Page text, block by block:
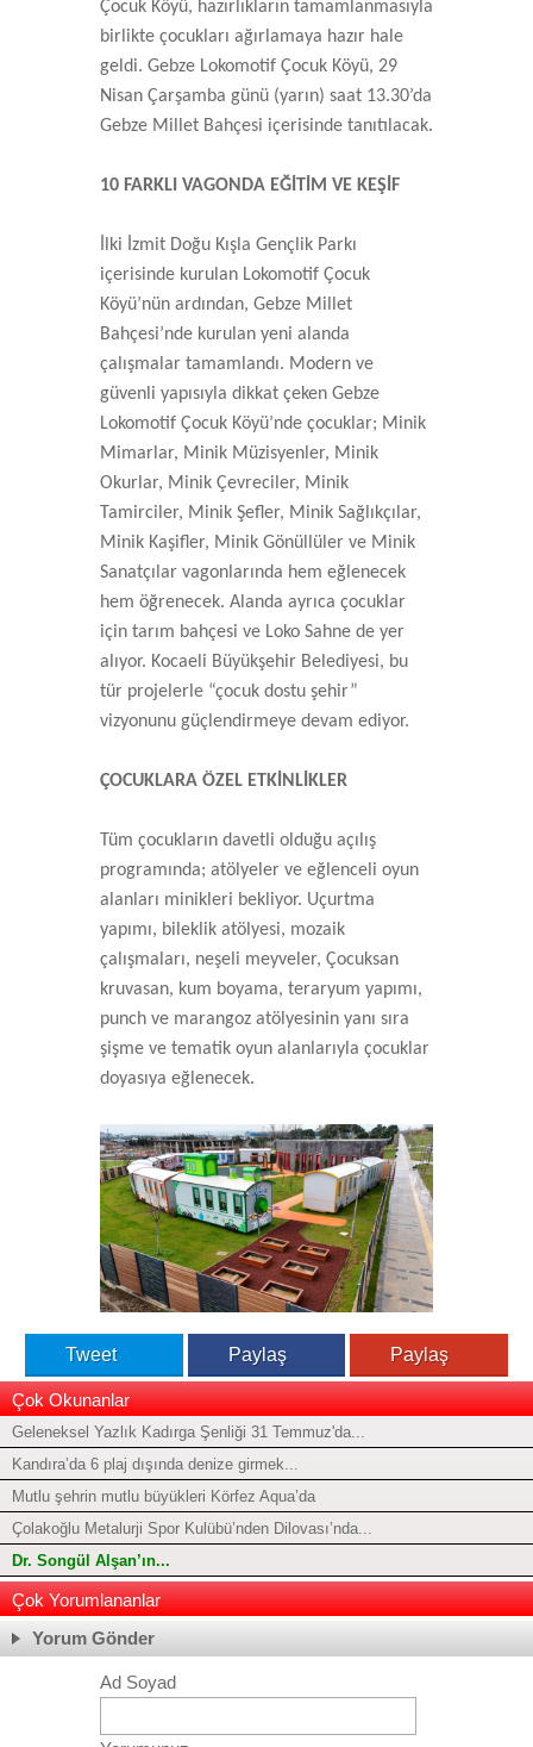
Çocuk Köyü, hazırlıkların tamamlanmasıyla
birlikte çocukları ağırlamaya hazır hale
geldi. Gebze Lokomotif Çocuk Köyü, 29
Nisan Çarşamba günü (yarın) saat 13.30’da
Gebze Millet Bahçesi içerisinde tanıtılacak.
10 FARKLI VAGONDA EĞİTİM VE KEŞİF
İlki İzmit Doğu Kışla Gençlik Parkı
içerisinde kurulan Lokomotif Çocuk
Köyü’nün ardından, Gebze Millet
Bahçesi’nde kurulan yeni alanda
çalışmalar tamamlandı. Modern ve
güvenli yapısıyla dikkat çeken Gebze
Lokomotif Çocuk Köyü’nde çocuklar; Minik
Mimarlar, Minik Müzisyenler, Minik
Okurlar, Minik Çevreciler, Minik
Tamirciler, Minik Şefler, Minik Sağlıkçılar,
Minik Kaşifler, Minik Gönüllüler ve Minik
Sanatçılar vagonlarında hem eğlenecek
hem öğrenecek. Alanda ayrıca çocuklar
için tarım bahçesi ve Loko Sahne de yer
alıyor. Kocaeli Büyükşehir Belediyesi, bu
tür projelerle “çocuk dostu şehir”
vizyonunu güçlendirmeye devam ediyor.
ÇOCUKLARA ÖZEL ETKİNLİKLER
Tüm çocukların davetli olduğu açılış
programında; atölyeler ve eğlenceli oyun
alanları minikleri bekliyor. Uçurtma
yapımı, bileklik atölyesi, mozaik
çalışmaları, neşeli meyveler, Çocuksan
kruvasan, kum boyama, teraryum yapımı,
punch ve marangoz atölyesinin yanı sıra
şişme ve tematik oyun alanlarıyla çocuklar
doyasıya eğlenecek.
Tweet Paylaş Paylaş
Çok Okunanlar
Geleneksel Yazlık Kadırga Şenliği 31 Temmuz'da...
Kandıra’da 6 plaj dışında denize girmek...
Mutlu şehrin mutlu büyükleri Körfez Aqua’da
Çolakoğlu Metalurji Spor Kulübü’nden Dilovası’nda...
Dr. Songül Alşan’ın...
Çok Yorumlananlar
Yorum Gönder
Ad Soyad